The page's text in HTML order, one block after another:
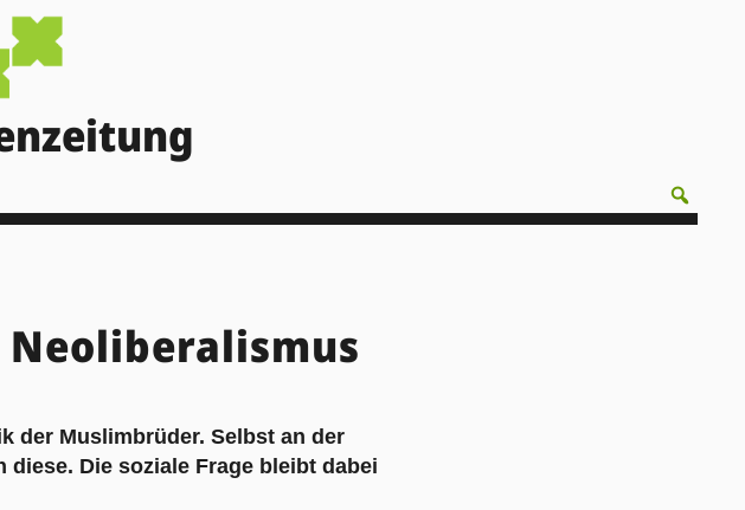
Neoliberalismus
der Muslimbrüder. Selbst an der
Die soziale Frage bleibt dabei